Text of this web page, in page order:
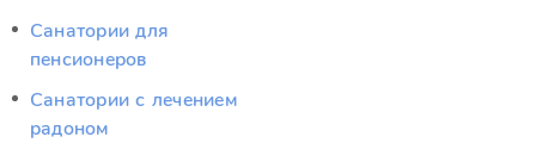
Санатории для
пенсионеров
Санатории с лечением
радоном